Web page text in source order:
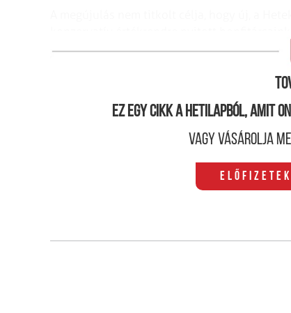
hűséges olvasói 8 oldallal több, minőségi
Ez egy cikk a hetilapból, amit
Vagy vásárolja
Előfizetek